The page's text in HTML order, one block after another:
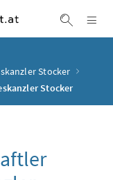
Suche
Stocker
Stocker